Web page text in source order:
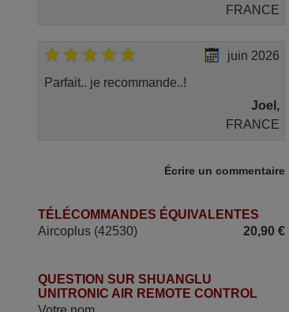
FRANCE
juin 2026
Parfait.. je recommande..!
Joel,
FRANCE
mai 2026
remplacement pour le vidéo projecteur
Wimius P20. Un avis provisoire avait été
néanmoins j'ai reçu la télécommande au
cours du 3ème jour ouvré, compatible
Écrire un commentaire
TÉLÉCOMMANDES ÉQUIVALENTES
20,90 €
Aircoplus (42530)
QUESTION SUR SHUANGLU
UNITRONIC AIR REMOTE CONTROL